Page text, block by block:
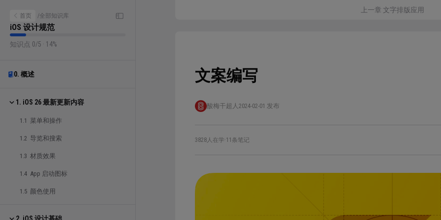
首页 /全部知识库
iOS 设计规范
知识点 0/5 · 14%
0. 概述
1. iOS 26 最新更新内容
1.1 菜单和操作
1.2 导览和搜索
1.3 材质效果
1.4 App 启动图标
1.5 颜色使用
上一章 文字排版应用
文案编写
酸梅干超人 2024-02-01 发布
3828人在学·11条笔记